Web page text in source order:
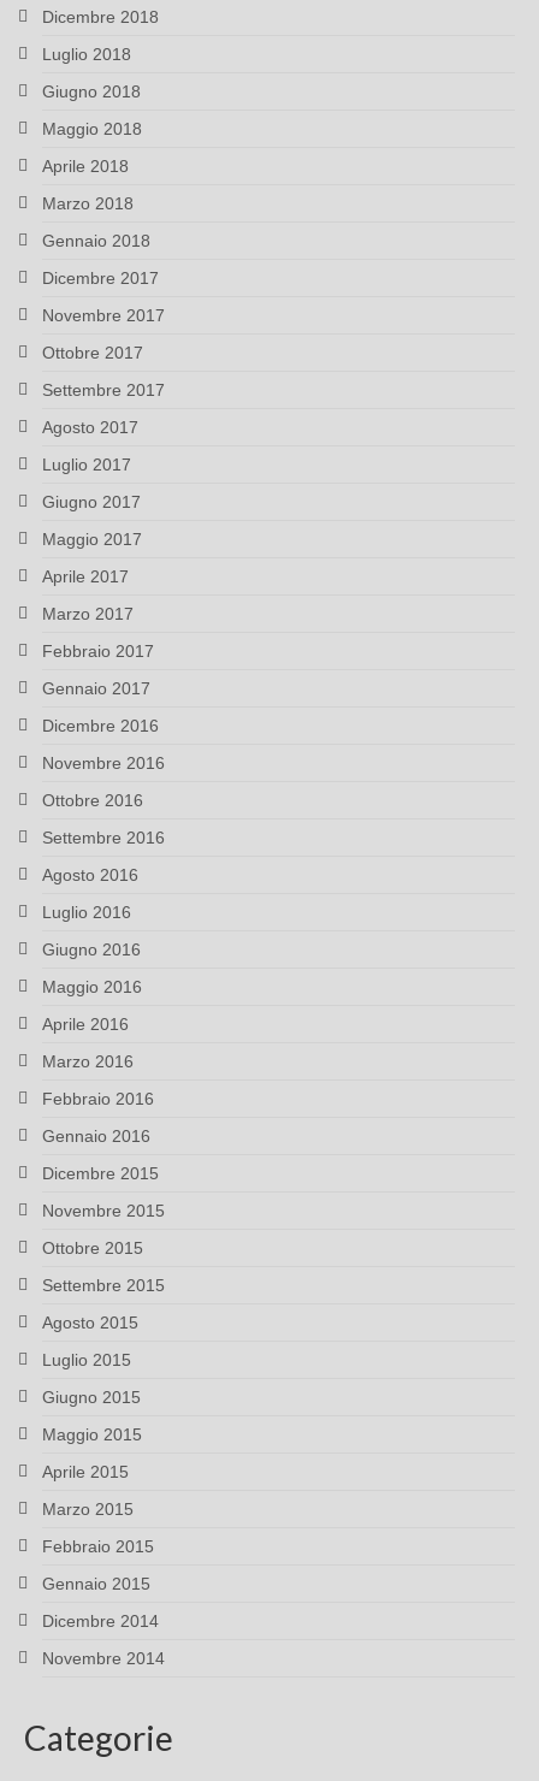
Dicembre 2018
Luglio 2018
Giugno 2018
Maggio 2018
Aprile 2018
Marzo 2018
Gennaio 2018
Dicembre 2017
Novembre 2017
Ottobre 2017
Settembre 2017
Agosto 2017
Luglio 2017
Giugno 2017
Maggio 2017
Aprile 2017
Marzo 2017
Febbraio 2017
Gennaio 2017
Dicembre 2016
Novembre 2016
Ottobre 2016
Settembre 2016
Agosto 2016
Luglio 2016
Giugno 2016
Maggio 2016
Aprile 2016
Marzo 2016
Febbraio 2016
Gennaio 2016
Dicembre 2015
Novembre 2015
Ottobre 2015
Settembre 2015
Agosto 2015
Luglio 2015
Giugno 2015
Maggio 2015
Aprile 2015
Marzo 2015
Febbraio 2015
Gennaio 2015
Dicembre 2014
Novembre 2014
Categorie